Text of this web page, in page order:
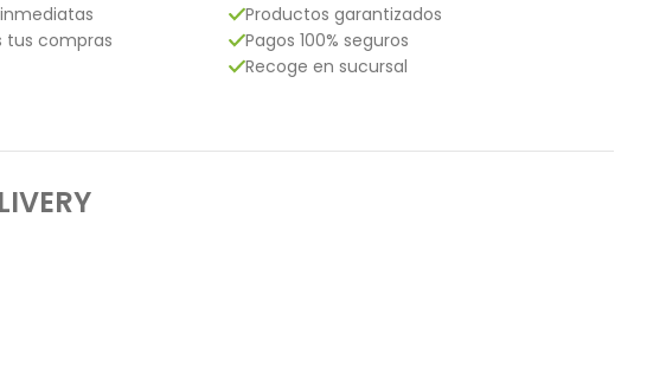
tus compras
Productos garantizados
Pagos 100% seguros
Recoge en sucursal